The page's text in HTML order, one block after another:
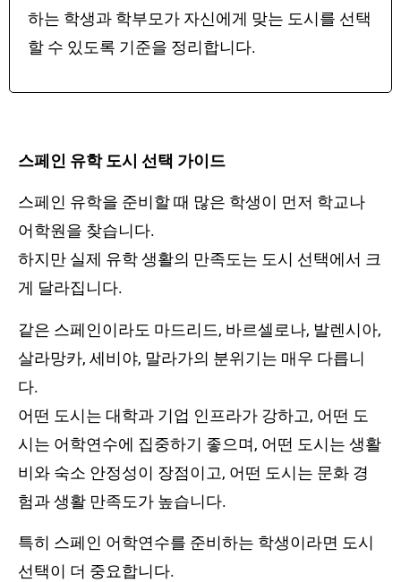
하는 학생과 학부모가 자신에게 맞는 도시를 선택
할 수 있도록 기준을 정리합니다.
스페인 유학 도시 선택 가이드
스페인 유학을 준비할 때 많은 학생이 먼저 학교나
어학원을 찾습니다.
하지만 실제 유학 생활의 만족도는 도시 선택에서 크
게 달라집니다.
같은 스페인이라도 마드리드, 바르셀로나, 발렌시아,
살라망카, 세비야, 말라가의 분위기는 매우 다릅니
다.
어떤 도시는 대학과 기업 인프라가 강하고, 어떤 도
시는 어학연수에 집중하기 좋으며, 어떤 도시는 생활
비와 숙소 안정성이 장점이고, 어떤 도시는 문화 경
험과 생활 만족도가 높습니다.
특히 스페인 어학연수를 준비하는 학생이라면 도시
선택이 더 중요합니다.